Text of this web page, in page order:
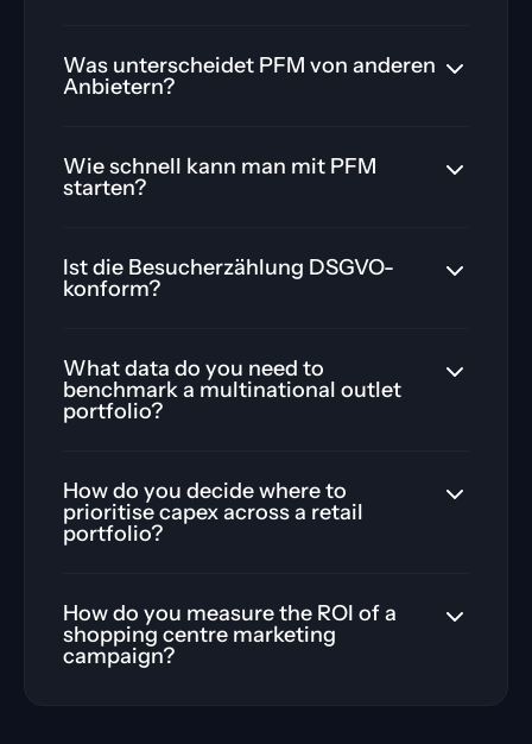
Was unterscheidet PFM von anderen
Anbietern?
Wie schnell kann man mit PFM
starten?
Ist die Besucherzählung DSGVO-
konform?
What data do you need to
benchmark a multinational outlet
portfolio?
How do you decide where to
prioritise capex across a retail
portfolio?
How do you measure the ROI of a
shopping centre marketing
campaign?